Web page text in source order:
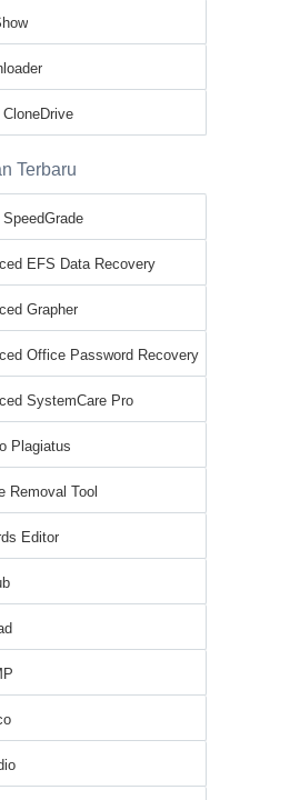
Terbaru
EFS Data Recovery
Grapher
Office Password Recovery
SystemCare Pro
Plagiatus
Removal Tool
Editor